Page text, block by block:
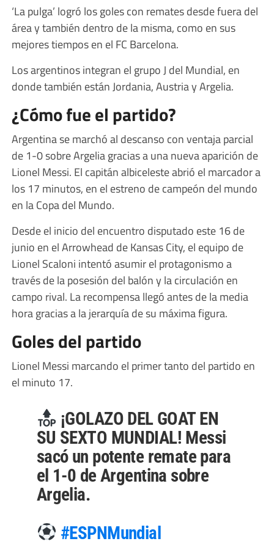
‘La pulga’ logró los goles con remates desde fuera del
área y también dentro de la misma, como en sus
mejores tiempos en el FC Barcelona.
Los argentinos integran el grupo J del Mundial, en
donde también están Jordania, Austria y Argelia.
¿Cómo fue el partido?
Argentina se marchó al descanso con ventaja parcial
de 1-0 sobre Argelia gracias a una nueva aparición de
Lionel Messi. El capitán albiceleste abrió el marcador a
los 17 minutos, en el estreno de campeón del mundo
en la Copa del Mundo.
Desde el inicio del encuentro disputado este 16 de
junio en el Arrowhead de Kansas City, el equipo de
Lionel Scaloni intentó asumir el protagonismo a
través de la posesión del balón y la circulación en
campo rival. La recompensa llegó antes de la media
hora gracias a la jerarquía de su máxima figura.
Goles del partido
Lionel Messi marcando el primer tanto del partido en
el minuto 17.
¡GOLAZO DEL GOAT EN
SU SEXTO MUNDIAL! Messi
sacó un potente remate para
el 1-0 de Argentina sobre
Argelia.
#ESPNMundial